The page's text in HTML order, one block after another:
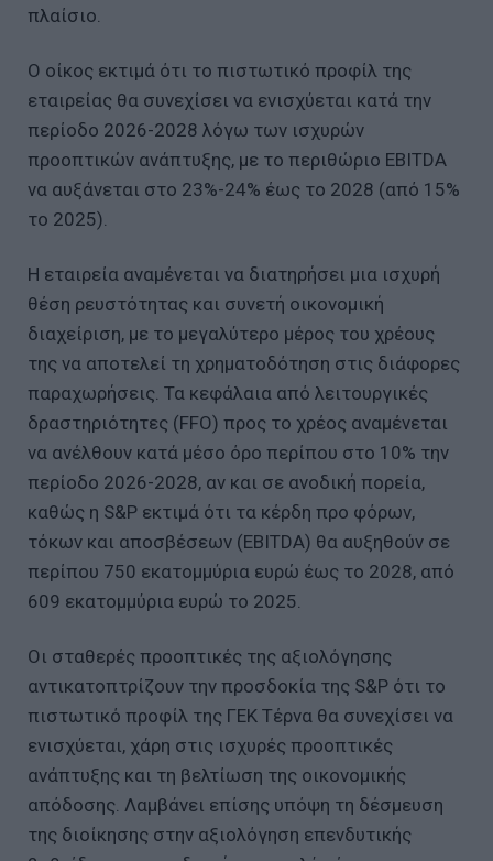
πλαίσιο.
Ο οίκος εκτιμά ότι το πιστωτικό προφίλ της
εταιρείας θα συνεχίσει να ενισχύεται κατά την
περίοδο 2026-2028 λόγω των ισχυρών
προοπτικών ανάπτυξης, με το περιθώριο EBITDA
να αυξάνεται στο 23%-24% έως το 2028 (από 15%
το 2025).
H εταιρεία αναμένεται να διατηρήσει μια ισχυρή
θέση ρευστότητας και συνετή οικονομική
διαχείριση, με το μεγαλύτερο μέρος του χρέους
της να αποτελεί τη χρηματοδότηση στις διάφορες
παραχωρήσεις. Τα κεφάλαια από λειτουργικές
δραστηριότητες (FFO) προς το χρέος αναμένεται
να ανέλθουν κατά μέσο όρο περίπου στο 10% την
περίοδο 2026-2028, αν και σε ανοδική πορεία,
καθώς η S&P εκτιμά ότι τα κέρδη προ φόρων,
τόκων και αποσβέσεων (EBITDA) θα αυξηθούν σε
περίπου 750 εκατομμύρια ευρώ έως το 2028, από
609 εκατομμύρια ευρώ το 2025.
Οι σταθερές προοπτικές της αξιολόγησης
αντικατοπτρίζουν την προσδοκία της S&P ότι το
πιστωτικό προφίλ της ΓΕΚ Τέρνα θα συνεχίσει να
ενισχύεται, χάρη στις ισχυρές προοπτικές
ανάπτυξης και τη βελτίωση της οικονομικής
απόδοσης. Λαμβάνει επίσης υπόψη τη δέσμευση
της διοίκησης στην αξιολόγηση επενδυτικής